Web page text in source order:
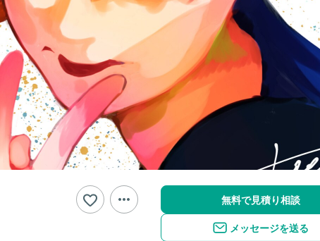
無料で見積り相談
メッセージを送る